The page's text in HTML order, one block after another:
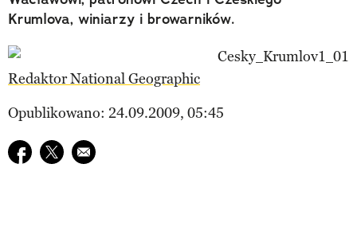
Krumlova, winiarzy i browarników.
Redaktor National Geographic
Opublikowano: 24.09.2009, 05:45
Udostępnij na facebook
Udostępnij na twitter
E-mail do przyjaciela